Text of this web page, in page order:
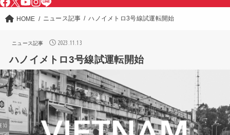
HOME ニュース記事 ハノイメトロ3号線試運転開始
ニュース記事 2023.11.13
ハノイメトロ3号線試運転開始